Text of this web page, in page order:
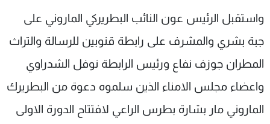
واستقبل الرئيس عون النائب البطريركي الماروني على
جبة بشري والمشرف على رابطة قنوبين للرسالة والتراث
المطران جوزف نفاع ورئيس الرابطة نوفل الشدراوي
واعضاء مجلس الامناء الذين سلموه دعوة من البطريرك
الماروني مار بشارة بطرس الراعي لافتتاح الدورة الاولى